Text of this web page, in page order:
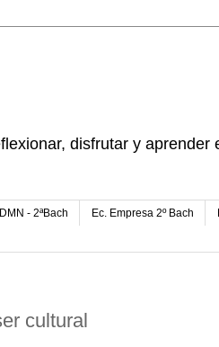
disfrutar y aprender
- 2ªBach Ec. Empresa 2º Bach
cultural